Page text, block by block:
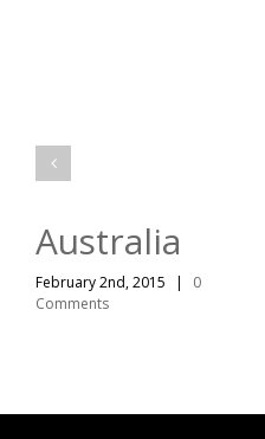
Australia
February 2nd, 2015 |
0
Comments